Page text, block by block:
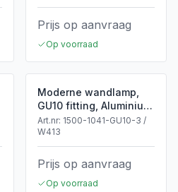
Prijs op aanvraag
Op voorraad
Moderne wandlamp,
GU10 fitting, Aluminium,
IP65, Zwart
Art.nr: 1500-1041-GU10-3 /
W413
Prijs op aanvraag
Op voorraad